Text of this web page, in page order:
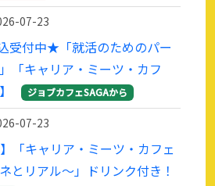
07-23
受付中★「就活のためのパー
「キャリア・ミーツ・カフ
ジョブカフェSAGAから
07-23
「キャリア・ミーツ・カフェ
とリアル～」ドリンク付き！